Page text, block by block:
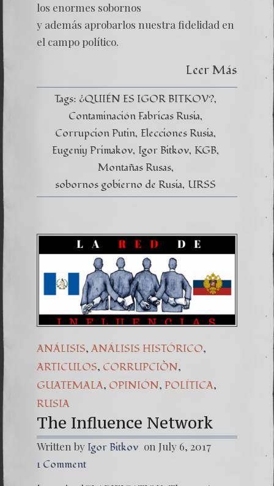
los enormes sobornos
y además aprobarlos nuestra fidelidad en
el campo político.
Leer Más
Tags: ¿QUIÉN ES IGOR BITKOV?
Contaminación Fabricas Rusia
Corrupcion Putin Elecciones Rusia
Eugeniy Primakov Igor Bitkov KGB
Montañas Rusas
sobornos gobierno de Rusia URSS
ANÁLISIS, ANÁLISIS HISTÓRICO,
ARTICULOS, CORRUPCIÒN,
GUATEMALA, OPINIÓN, POLÍTICA,
RUSIA
The Influence Network
Written by Igor Bitkov on July 6, 2017
1 Comment